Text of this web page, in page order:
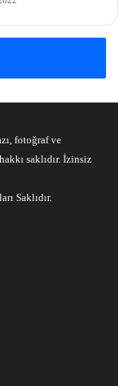
fotoğraf ve
saklıdır. İzinsiz
Saklıdır.